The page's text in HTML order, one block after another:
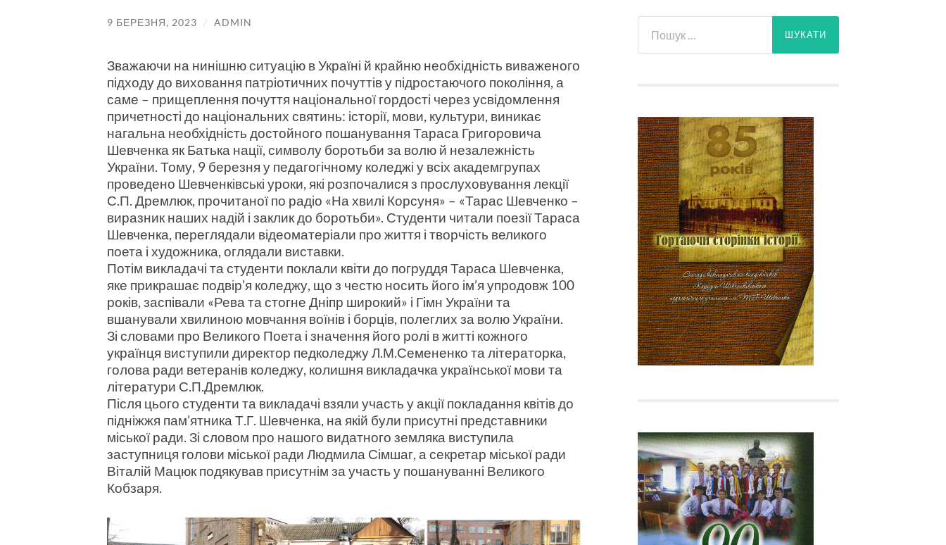
9 БЕРЕЗНЯ, 2023 / ADMIN
Зважаючи на нинішню ситуацію в Україні й крайню необхідність виваженого
підходу до виховання патріотичних почуттів у підростаючого покоління, а
саме – прищеплення почуття національної гордості через усвідомлення
причетності до національних святинь: історії, мови, культури, виникає
нагальна необхідність достойного пошанування Тараса Григоровича
Шевченка як Батька нації, символу боротьби за волю й незалежність
України. Тому, 9 березня у педагогічному коледжі у всіх академгрупах
проведено Шевченківські уроки, які розпочалися з прослуховування лекції
С.П. Дремлюк, прочитаної по радіо «На хвилі Корсуня» – «Тарас Шевченко –
виразник наших надій і заклик до боротьби». Студенти читали поезії Тараса
Шевченка, переглядали відеоматеріали про життя і творчість великого
поета і художника, оглядали виставки.
Потім викладачі та студенти поклали квіти до погруддя Тараса Шевченка,
яке прикрашає подвір’я коледжу, що з честю носить його ім’я упродовж 100
років, заспівали «Рева та стогне Дніпр широкий» і Гімн України та
вшанували хвилиною мовчання воїнів і борців, полеглих за волю України.
Зі словами про Великого Поета і значення його ролі в житті кожного
українця виступили директор педколеджу Л.М.Семененко та літераторка,
голова ради ветеранів коледжу, колишня викладачка української мови та
літератури С.П.Дремлюк.
Після цього студенти та викладачі взяли участь у акції покладання квітів до
підніжжя пам’ятника Т.Г. Шевченка, на якій були присутні представники
міської ради. Зі словом про нашого видатного земляка виступила
заступниця голови міської ради Людмила Сімшаг, а секретар міської ради
Віталій Мацюк подякував присутнім за участь у пошануванні Великого
Кобзаря.